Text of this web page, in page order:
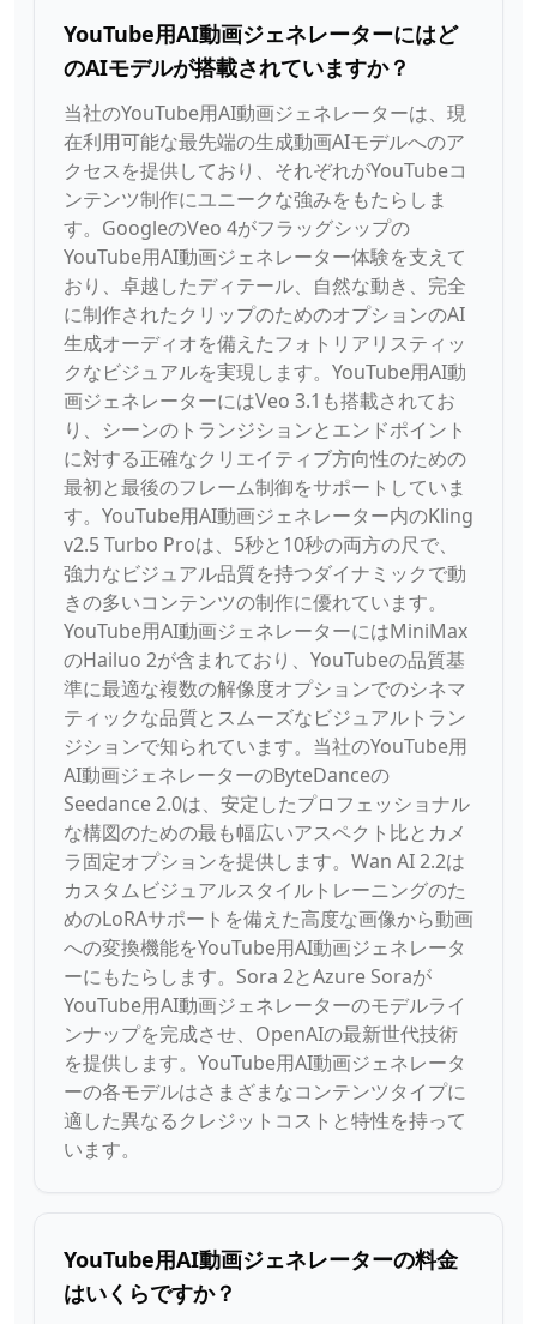
YouTube用AI動画ジェネレーターにはど
のAIモデルが搭載されていますか？
当社のYouTube用AI動画ジェネレーターは、現
在利用可能な最先端の生成動画AIモデルへのア
クセスを提供しており、それぞれがYouTubeコ
ンテンツ制作にユニークな強みをもたらしま
す。GoogleのVeo 4がフラッグシップの
YouTube用AI動画ジェネレーター体験を支えて
おり、卓越したディテール、自然な動き、完全
に制作されたクリップのためのオプションのAI
生成オーディオを備えたフォトリアリスティッ
クなビジュアルを実現します。YouTube用AI動
画ジェネレーターにはVeo 3.1も搭載されてお
り、シーンのトランジションとエンドポイント
に対する正確なクリエイティブ方向性のための
最初と最後のフレーム制御をサポートしていま
す。YouTube用AI動画ジェネレーター内のKling
v2.5 Turbo Proは、5秒と10秒の両方の尺で、
強力なビジュアル品質を持つダイナミックで動
きの多いコンテンツの制作に優れています。
YouTube用AI動画ジェネレーターにはMiniMax
のHailuo 2が含まれており、YouTubeの品質基
準に最適な複数の解像度オプションでのシネマ
ティックな品質とスムーズなビジュアルトラン
ジションで知られています。当社のYouTube用
AI動画ジェネレーターのByteDanceの
Seedance 2.0は、安定したプロフェッショナル
な構図のための最も幅広いアスペクト比とカメ
ラ固定オプションを提供します。Wan AI 2.2は
カスタムビジュアルスタイルトレーニングのた
めのLoRAサポートを備えた高度な画像から動画
への変換機能をYouTube用AI動画ジェネレータ
ーにもたらします。Sora 2とAzure Soraが
YouTube用AI動画ジェネレーターのモデルライ
ンナップを完成させ、OpenAIの最新世代技術
を提供します。YouTube用AI動画ジェネレータ
ーの各モデルはさまざまなコンテンツタイプに
適した異なるクレジットコストと特性を持って
います。
YouTube用AI動画ジェネレーターの料金
はいくらですか？